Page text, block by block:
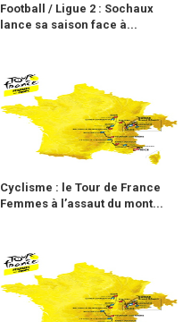
Football / Ligue 2 : Sochaux
lance sa saison face à...
Cyclisme : le Tour de France
Femmes à l’assaut du mont...